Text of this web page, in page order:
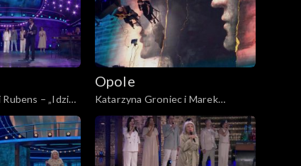
– „Idzie
„Małe
pamięci
Opole
Katarzyna Groniec i Marek
Napiórkowski – „Dokąd przed nią
uciekasz”. 62. KFPP: „Małe
tęsknoty – koncert pamięci
Wojciecha Trzcińskiego”